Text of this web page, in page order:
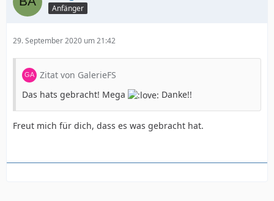
Anfänger
29. September 2020 um 21:42
Zitat von GalerieFS
Das hats gebracht! Mega
Danke!!
Freut mich für dich, dass es was gebracht hat.